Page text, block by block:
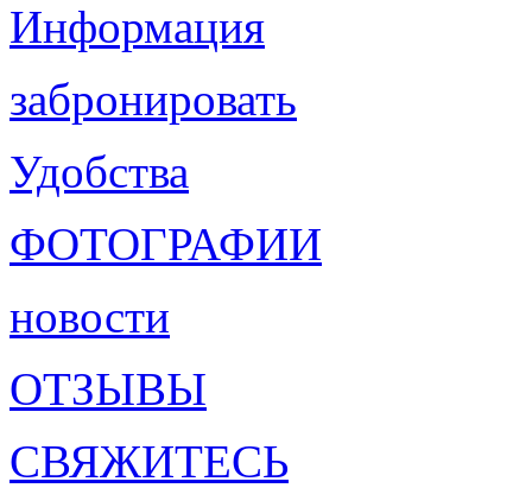
Информация
забронировать
Удобства
ФОТОГРАФИИ
новости
ОТЗЫВЫ
СВЯЖИТЕСЬ